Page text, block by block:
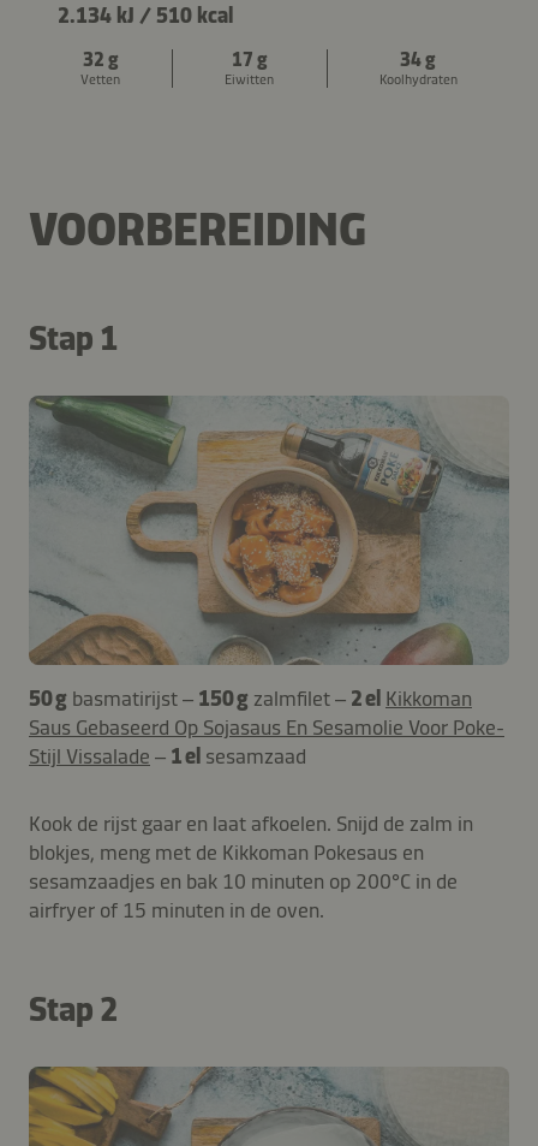
2.134 kJ / 510 kcal
32 g
Vetten
17 g
Eiwitten
34 g
Koolhydraten
VOORBEREIDING
Stap 1
50 g basmatirijst – 150 g zalmfilet – 2 el Kikkoman
Saus Gebaseerd Op Sojasaus En Sesamolie Voor Poke-
Stijl Vissalade – 1 el sesamzaad
Kook de rijst gaar en laat afkoelen. Snijd de zalm in
blokjes, meng met de Kikkoman Pokesaus en
sesamzaadjes en bak 10 minuten op 200°C in de
airfryer of 15 minuten in de oven.
Stap 2